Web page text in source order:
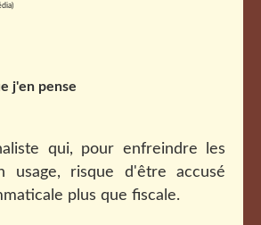
j'en pense
qui, pour enfreindre les
usage, risque d'être accusé
plus que fiscale.